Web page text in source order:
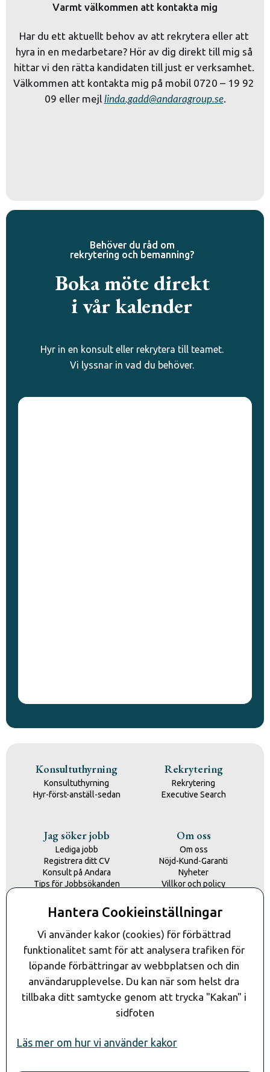
Varmt välkommen att kontakta mig
Har du ett aktuellt behov av att rekrytera eller att
hyra in en medarbetare? Hör av dig direkt till mig så
hittar vi den rätta kandidaten till just er verksamhet.
Välkommen att kontakta mig på mobil 0720 – 19 92
09 eller mejl linda.gadd@andaragroup.se.
Behöver du råd om
rekrytering och bemanning?
Boka möte direkt
i vår kalender
Hyr in en konsult eller rekrytera till teamet.
Vi lyssnar in vad du behöver.
Konsultuthyrning
Konsultuthyrning
Hyr-först-anställ-sedan
Rekrytering
Rekrytering
Executive Search
Jag söker jobb
Lediga jobb
Registrera ditt CV
Konsult på Andara
Tips för Jobbsökanden
Om oss
Om oss
Nöjd-Kund-Garanti
Nyheter
Villkor och policy
Kontakta oss
Kontakt
Hantera Cookieinställningar
Vi använder kakor (cookies) för förbättrad
funktionalitet samt för att analysera trafiken för
löpande förbättringar av webbplatsen och din
användarupplevelse. Du kan när som helst dra
tillbaka ditt samtycke genom att trycka "Kakan" i
sidfoten
Läs mer om hur vi använder kakor